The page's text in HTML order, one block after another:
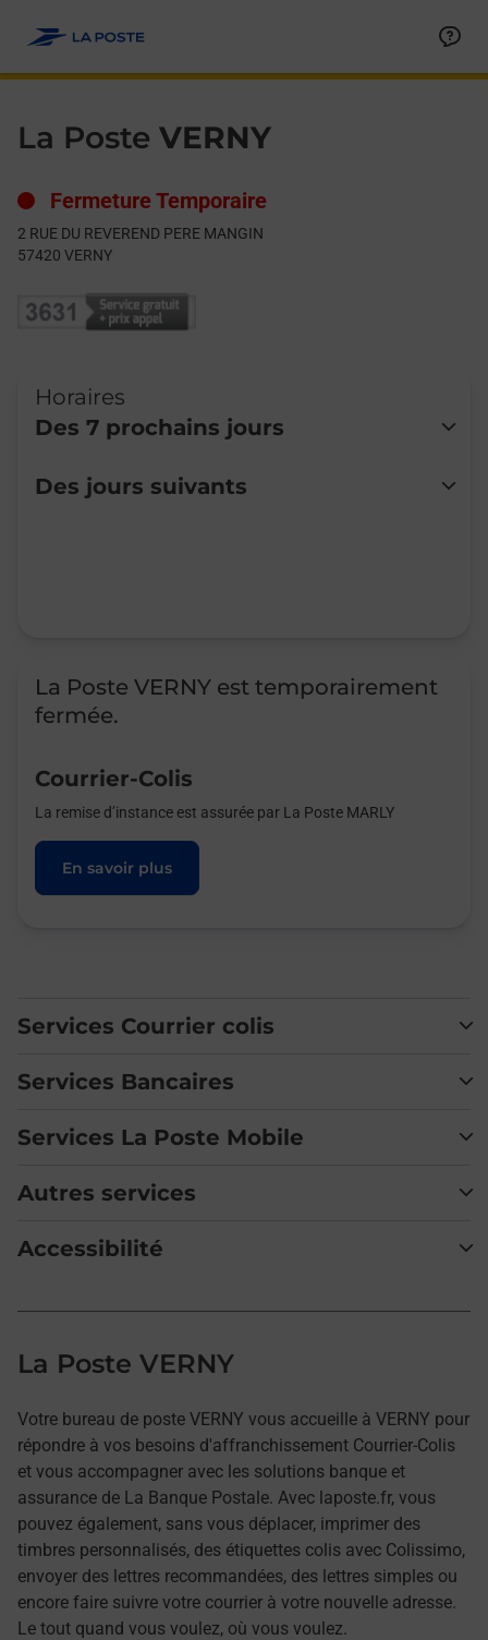
La Poste VERNY
Fermeture Temporaire
2 RUE DU REVEREND PERE MANGIN
57420 VERNY
Horaires
Des 7 prochains jours
Lundi
Fermé
Des jours suivants
La Poste VERNY est temporairement
fermée.
Courrier-Colis
La remise d’instance est assurée par La Poste MARLY
En savoir plus
Services Courrier colis
Services Bancaires
Services La Poste Mobile
Autres services
Accessibilité
La Poste VERNY
Votre bureau de poste VERNY vous accueille à VERNY pour
répondre à vos besoins d'affranchissement Courrier-Colis
et vous accompagner avec les solutions banque et
assurance de La Banque Postale. Avec laposte.fr, vous
pouvez également, sans vous déplacer, imprimer des
timbres personnalisés, des étiquettes colis avec Colissimo,
envoyer des lettres recommandées, des lettres simples ou
encore faire suivre votre courrier à votre nouvelle adresse.
Le tout quand vous voulez, où vous voulez.